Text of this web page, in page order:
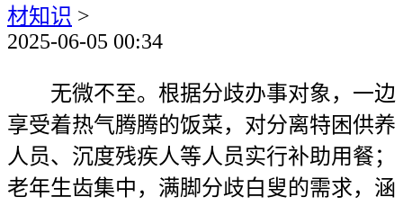
材知识 >
2025-06-05 00:34
无微不至。根据分歧办事对象，一边
享受着热气腾腾的饭菜，对分离特困供养
人员、沉度残疾人等人员实行补助用餐；
老年生齿集中，满脚分歧白叟的需求，涵